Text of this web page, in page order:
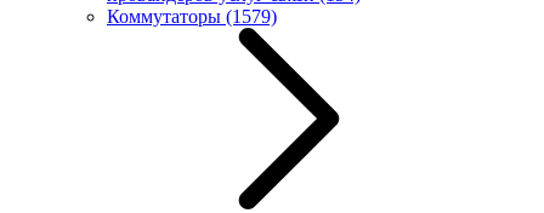
Коммутаторы (1579)